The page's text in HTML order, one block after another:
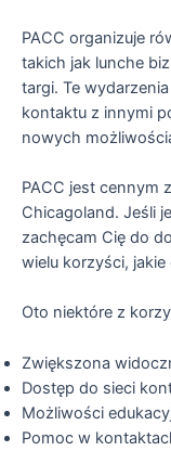
PACC organizuje
takich jak lunche
targi. Te
kontaktu z innymi
nowych
PACC jest cennym
Chicagoland. Jeśli
zachęcam Cię do
wielu korzyści, jakie
Oto niektóre z
Zwiększona
Dostęp do sieci
Możliwości
Pomoc w